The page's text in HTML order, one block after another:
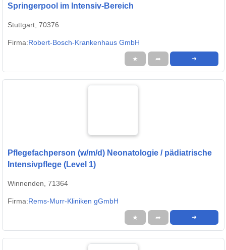
Springerpool im Intensiv-Bereich
Stuttgart, 70376
Firma:Robert-Bosch-Krankenhaus GmbH
★ ➦ ➜
Pflegefachperson (w/m/d) Neonatologie / pädiatrische
Intensivpflege (Level 1)
Winnenden, 71364
Firma:Rems-Murr-Kliniken gGmbH
★ ➦ ➜